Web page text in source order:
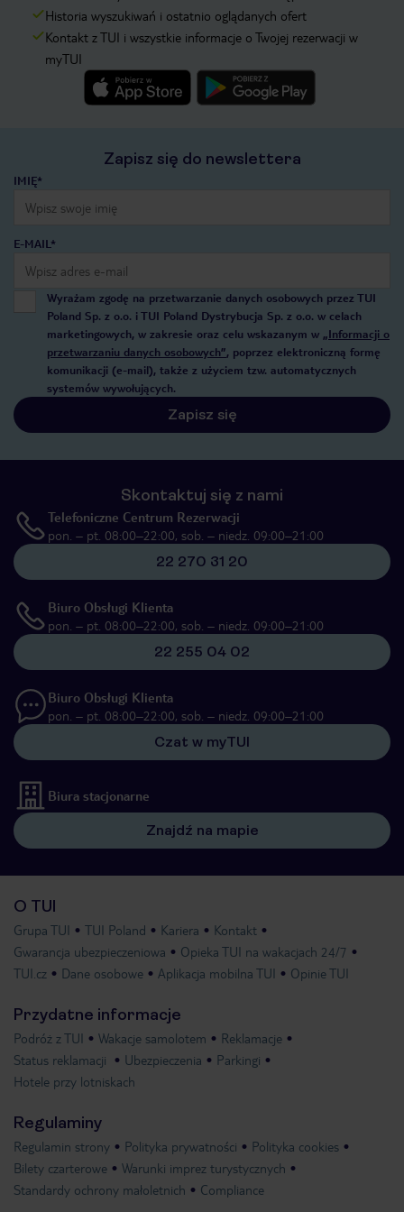
Historia wyszukiwań i ostatnio oglądanych ofert
Kontakt z TUI i wszystkie informacje o Twojej rezerwacji w
myTUI
Zapisz się do newslettera
IMIĘ*
E-MAIL*
Wyrażam zgodę na przetwarzanie danych osobowych przez TUI
Poland Sp. z o.o. i TUI Poland Dystrybucja Sp. z o.o. w celach
marketingowych, w zakresie oraz celu wskazanym w „Informacji o
przetwarzaniu danych osobowych”, poprzez elektroniczną formę
komunikacji (e-mail), także z użyciem tzw. automatycznych
systemów wywołujących.
Zapisz się
Skontaktuj się z nami
Telefoniczne Centrum Rezerwacji
pon. – pt. 08:00–22:00, sob. – niedz. 09:00–21:00
22 270 31 20
Biuro Obsługi Klienta
pon. – pt. 08:00–22:00, sob. – niedz. 09:00–21:00
22 255 04 02
Biuro Obsługi Klienta
pon. – pt. 08:00–22:00, sob. – niedz. 09:00–21:00
Czat w myTUI
Biura stacjonarne
Znajdź na mapie
O TUI
Grupa TUI TUI Poland Kariera
Kontakt
Gwarancja ubezpieczeniowa
Opieka TUI na wakacjach 24/7
TUI.cz
Dane osobowe Aplikacja mobilna TUI Opinie TUI
Przydatne informacje
Podróż z TUI Wakacje samolotem
Reklamacje
Status reklamacji
Ubezpieczenia
Parkingi
Hotele przy lotniskach
Regulaminy
Regulamin strony Polityka prywatności
Polityka cookies
Bilety czarterowe
Warunki imprez turystycznych
Standardy ochrony małoletnich
Compliance